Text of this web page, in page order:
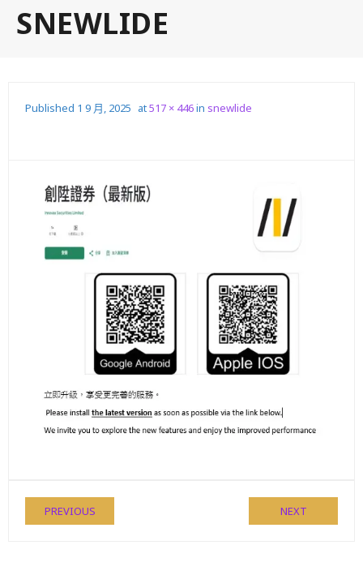
SNEWLIDE
Published 1 9 月, 2025 at517 × 446in snewlide
PREVIOUS NEXT